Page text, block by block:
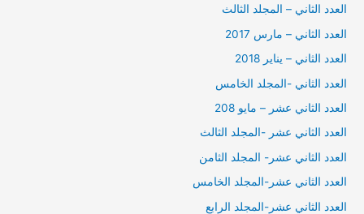
العدد الثاني – المجلد الثالث
العدد الثاني – مارس 2017
العدد الثاني – يناير 2018
العدد الثاني -المجلد الخامس
العدد الثاني عشر – مايو 208
العدد الثاني عشر -المجلد الثالث
العدد الثاني عشر- المجلد الثامن
العدد الثاني عشر-المجلد الخامس
العدد الثاني عشر-المجلد الرابع